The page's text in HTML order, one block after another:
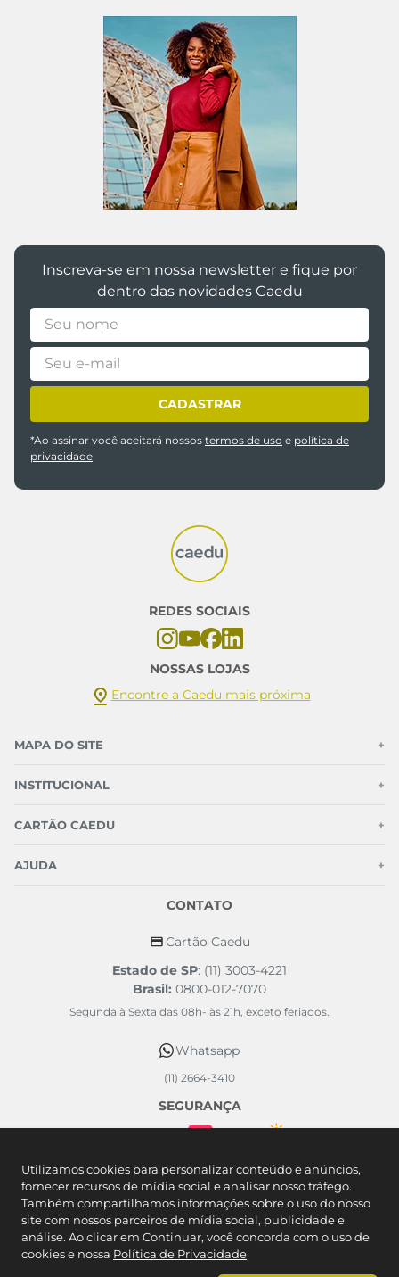
Utilizamos cookies para personalizar conteúdo e anúncios,
fornecer recursos de mídia social e analisar nosso tráfego.
Também compartilhamos informações sobre o uso do nosso
site com nossos parceiros de mídia social, publicidade e
análise. Ao clicar em Continuar, você concorda com o uso de
cookies e nossa Política de Privacidade
Inscreva-se em nossa newsletter e fique por
dentro das novidades Caedu
CADASTRAR
*Ao assinar você aceitará nossos termos de uso e política de
privacidade
REDES SOCIAIS
NOSSAS LOJAS
Encontre a Caedu mais próxima
MAPA DO SITE +
INSTITUCIONAL +
CARTÃO CAEDU +
AJUDA +
CONTATO
Cartão Caedu
Estado de SP: (11) 3003-4221
Brasil: 0800-012-7070
Segunda à Sexta das 08h- às 21h, exceto feriados.
Whatsapp
(11) 2664-3410
SEGURANÇA
FORMAS DE PAGAMENTO